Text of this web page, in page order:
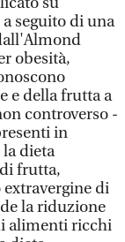
seguito di una
obesità,
e della frutta a
controverso -
in
dieta
frutta,
di
la riduzione
alimenti ricchi